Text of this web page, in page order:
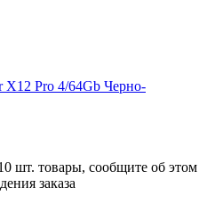
Pro 4/64Gb Черно-
шт. товары, сообщите об этом
заказа